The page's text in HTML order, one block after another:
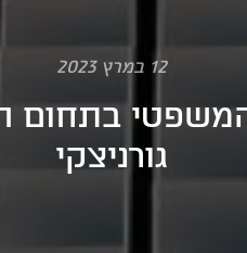
12 במרץ 2023
המשפטי
גורניצקי